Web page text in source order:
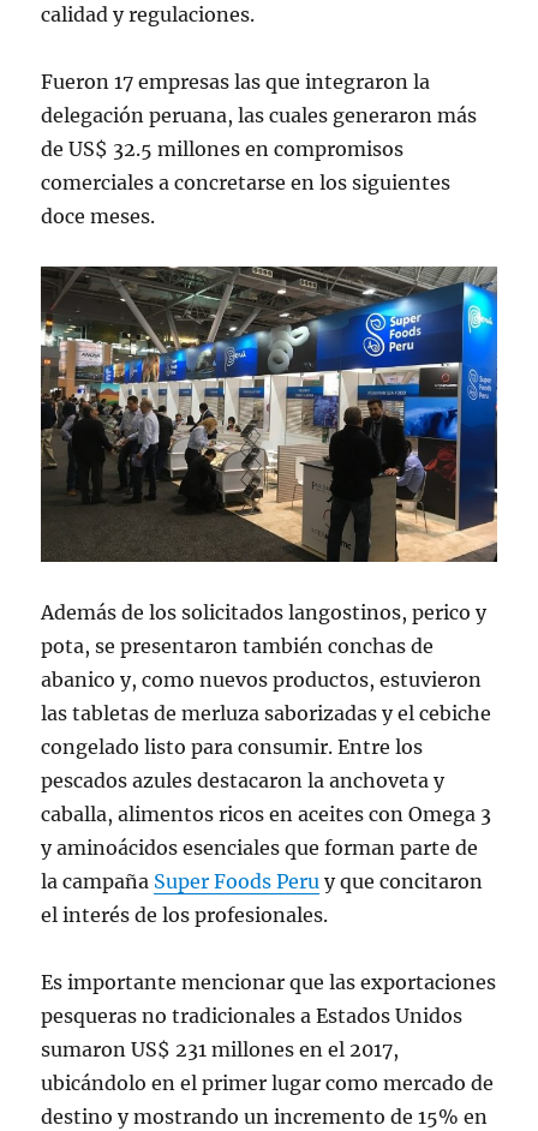
calidad y regulaciones.
Fueron 17 empresas las que integraron la
delegación peruana, las cuales generaron más
de US$ 32.5 millones en compromisos
comerciales a concretarse en los siguientes
doce meses.
Además de los solicitados langostinos, perico y
pota, se presentaron también conchas de
abanico y, como nuevos productos, estuvieron
las tabletas de merluza saborizadas y el cebiche
congelado listo para consumir. Entre los
pescados azules destacaron la anchoveta y
caballa, alimentos ricos en aceites con Omega 3
y aminoácidos esenciales que forman parte de
la campaña Super Foods Peru y que concitaron
el interés de los profesionales.
Es importante mencionar que las exportaciones
pesqueras no tradicionales a Estados Unidos
sumaron US$ 231 millones en el 2017,
ubicándolo en el primer lugar como mercado de
destino y mostrando un incremento de 15% en